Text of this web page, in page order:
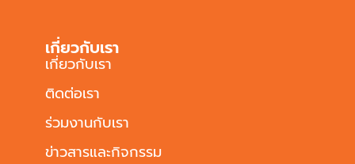
เกี่ยวกับเรา
เกี่ยวกับเรา
ติดต่อเรา
ร่วมงานกับเรา
ข่าวสารและกิจกรรม